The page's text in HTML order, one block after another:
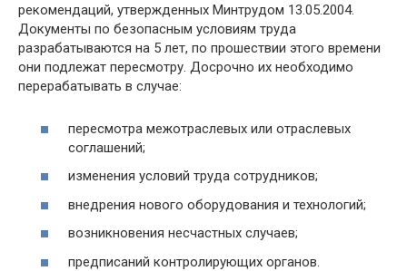
рекомендаций, утвержденных Минтрудом 13.05.2004.
Документы по безопасным условиям труда
разрабатываются на 5 лет, по прошествии этого времени
они подлежат пересмотру. Досрочно их необходимо
перерабатывать в случае:
пересмотра межотраслевых или отраслевых
соглашений;
изменения условий труда сотрудников;
внедрения нового оборудования и технологий;
возникновения несчастных случаев;
предписаний контролирующих органов.